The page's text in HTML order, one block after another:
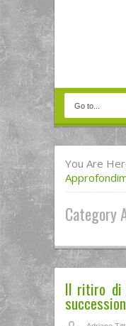
You Are
Category
Il ritiro di